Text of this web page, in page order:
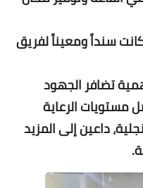
سنداً ومعيناً لفريق
تضافر الجهود
مستويات الرعاية
داعين إلى المزيد